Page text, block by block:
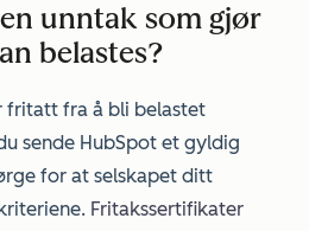
unntak som gjør
belastes?
fritatt fra å bli belastet
sende HubSpot et gyldig
for at selskapet ditt
Fritakssertifikater